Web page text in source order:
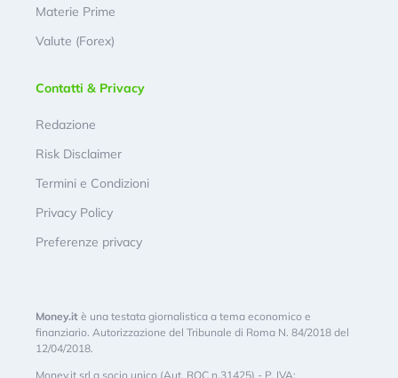
Materie Prime
Valute (Forex)
Contatti & Privacy
Redazione
Risk Disclaimer
Termini e Condizioni
Privacy Policy
Preferenze privacy
Money.it è una testata giornalistica a tema economico e
finanziario. Autorizzazione del Tribunale di Roma N. 84/2018 del
12/04/2018.
Money.it srl a socio unico (Aut. ROC n.31425) - P. IVA: